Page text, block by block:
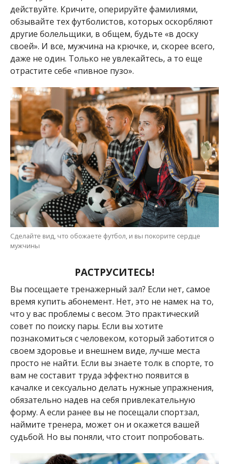
действуйте. Кричите, оперируйте фамилиями,
обзывайте тех футболистов, которых оскорбляют
другие болельщики, в общем, будьте «в доску
своей». И все, мужчина на крючке, и, скорее всего,
даже не один. Только не увлекайтесь, а то еще
отрастите себе «пивное пузо».
Сделайте вид, что обожаете футбол, и вы покорите сердце
мужчины
РАСТРУСИТЕСЬ!
Вы посещаете тренажерный зал? Если нет, самое
время купить абонемент. Нет, это не намек на то,
что у вас проблемы с весом. Это практический
совет по поиску пары. Если вы хотите
познакомиться с человеком, который заботится о
своем здоровье и внешнем виде, лучше места
просто не найти. Если вы знаете толк в спорте, то
вам не составит труда эффектно появится в
качалке и сексуально делать нужные упражнения,
обязательно надев на себя привлекательную
форму. А если ранее вы не посещали спортзал,
наймите тренера, может он и окажется вашей
судьбой. Но вы поняли, что стоит попробовать.